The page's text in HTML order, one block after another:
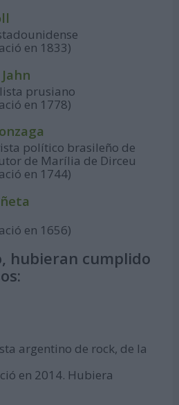
en 1833)
prusiano
en 1778)
político brasileño de
de Marília de Dirceu
en 1744)
en 1656)
hubieran cumplido
argentino de rock, de la
en 2014. Hubiera